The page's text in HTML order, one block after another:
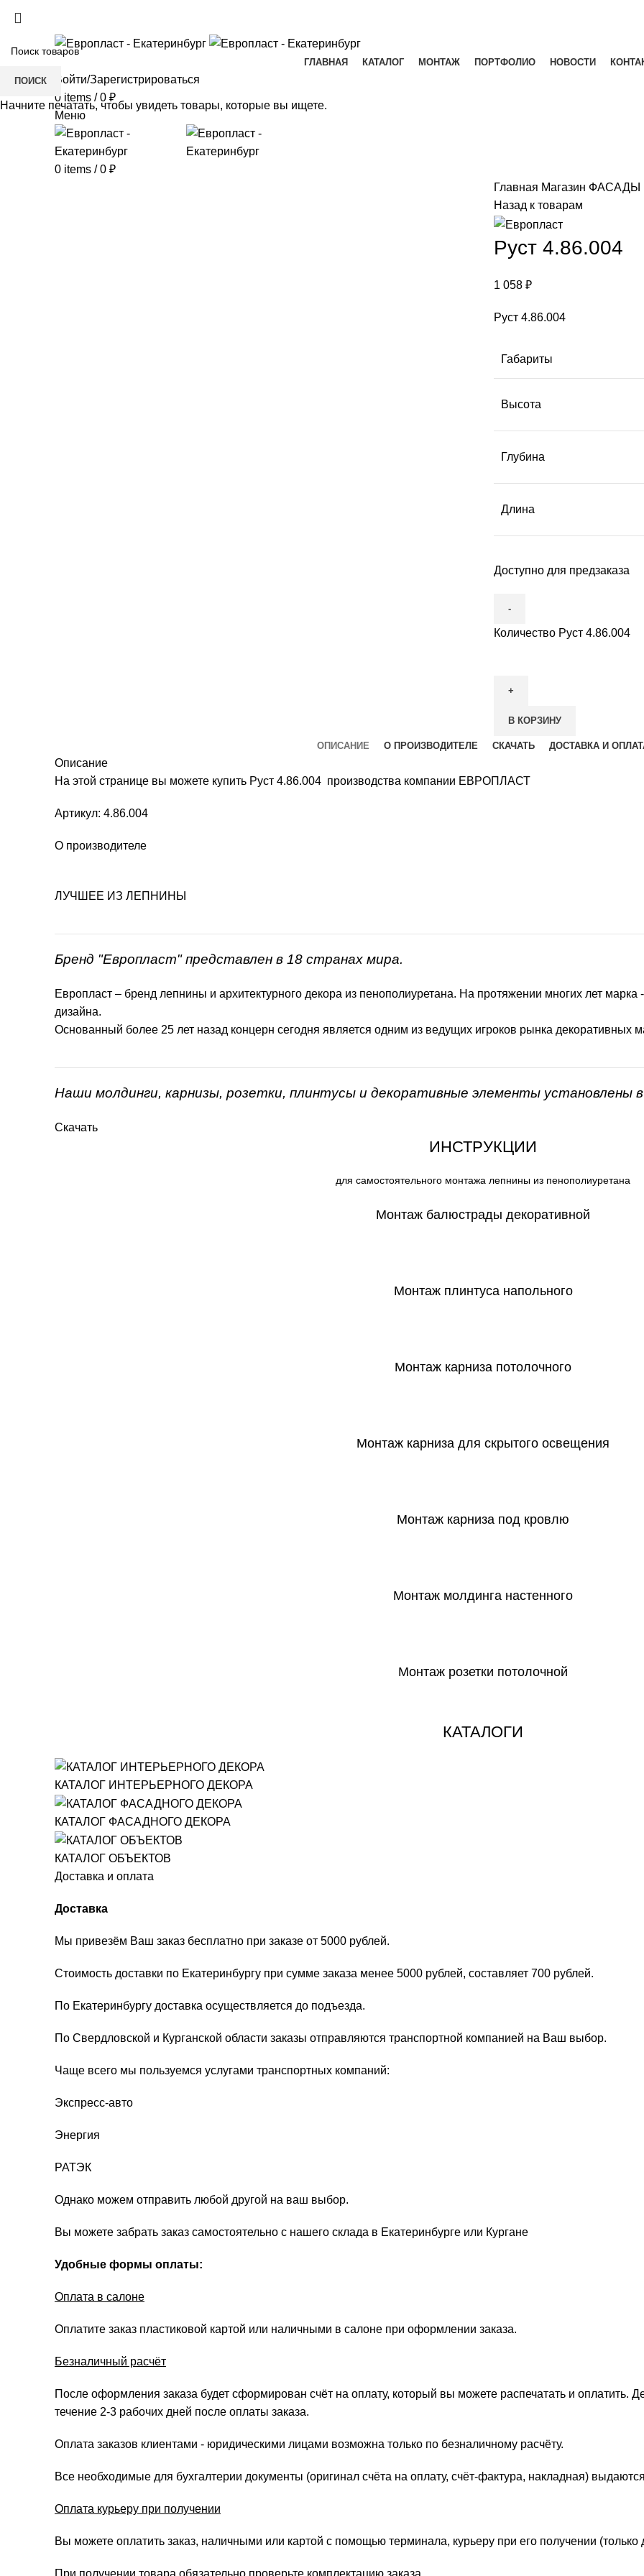
ГЛАВНАЯ КАТАЛОГ МОНТАЖ ПОРТФОЛИО НОВОСТИ
Войти/Зарегистрироваться
0 items / 0 ₽
Меню
0 items / 0 ₽
Главная Магазин ФАСАДЫ
Назад к товарам
Руст 4.86.004
1 058 ₽
Руст 4.86.004
Габариты
Высота
Глубина
Длина
Доступно для предзаказа
Количество Руст 4.86.004
В КОРЗИНУ
ОПИСАНИЕ О ПРОИЗВОДИТЕЛЕ СКАЧАТЬ ДОСТАВКА И
Описание
На этой странице вы можете купить Руст 4.86.004 производства компании ЕВРОПЛАСТ
Артикул: 4.86.004
О производителе
ЛУЧШЕЕ ИЗ ЛЕПНИНЫ
Бренд "Европласт" представлен в 18 странах мира.
Европласт – бренд лепнины и архитектурного декора из пенополиуретана. На протяжении многих лет марка
дизайна.
Основанный более 25 лет назад концерн сегодня является одним из ведущих игроков рынка декоративных
Наши молдинги, карнизы, розетки, плинтусы и декоративные элементы установлены
Скачать
ИНСТРУКЦИИ
для самостоятельного монтажа лепнины из пенополиуретана
Монтаж балюстрады декоративной
Монтаж плинтуса напольного
Монтаж карниза потолочного
Монтаж карниза для скрытого освещения
Монтаж карниза под кровлю
Монтаж молдинга настенного
Монтаж розетки потолочной
КАТАЛОГИ
КАТАЛОГ ИНТЕРЬЕРНОГО ДЕКОРА
КАТАЛОГ ФАСАДНОГО ДЕКОРА
КАТАЛОГ ОБЪЕКТОВ
Доставка и оплата
Доставка
Мы привезём Ваш заказ бесплатно при заказе от 5000 рублей.
Стоимость доставки по Екатеринбургу при сумме заказа менее 5000 рублей, составляет 700 рублей.
По Екатеринбургу доставка осуществляется до подъезда.
По Свердловской и Курганской области заказы отправляются транспортной компанией на Ваш выбор.
Чаще всего мы пользуемся услугами транспортных компаний:
Экспресс-авто
Энергия
РАТЭК
Однако можем отправить любой другой на ваш выбор.
Вы можете забрать заказ самостоятельно с нашего склада в Екатеринбурге или Кургане
Удобные формы оплаты:
Оплата в салоне
Оплатите заказ пластиковой картой или наличными в салоне при оформлении заказа.
Безналичный расчёт
После оформления заказа будет сформирован счёт на оплату, который вы можете распечатать и оплатить.
течение 2-3 рабочих дней после оплаты заказа.
Оплата заказов клиентами - юридическими лицами возможна только по безналичному расчёту.
Все необходимые для бухгалтерии документы (оригинал счёта на оплату, счёт-фактура, накладная)
Оплата курьеру при получении
Вы можете оплатить заказ, наличными или картой с помощью терминала, курьеру при его получении (только
ПОИСК
Начните печатать, чтобы увидеть товары, которые вы ищете.